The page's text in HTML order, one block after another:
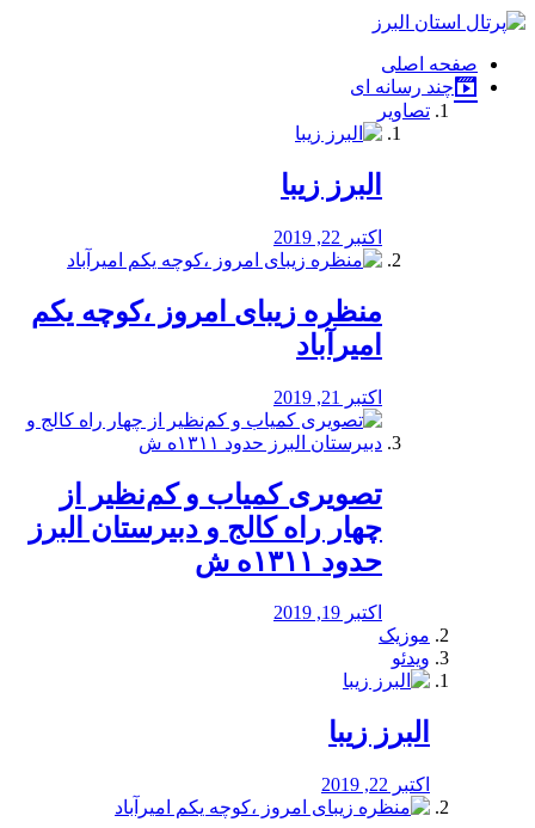
فصد
شرق
تهران
خشکشویی
صفحه اصلی
چند رسانه ای
تصاویر
البرز زیبا
اکتبر 22, 2019
منظره‌‌ زیبای امروز ،کوچه یکم
امیرآباد
اکتبر 21, 2019
️تصویری کمیاب و کم‌نظیر از
چهار راه كالج و دبيرستان البرز
حدود ۱۳۱۱ه ش
اکتبر 19, 2019
موزیک
ویدئو
البرز زیبا
اکتبر 22, 2019